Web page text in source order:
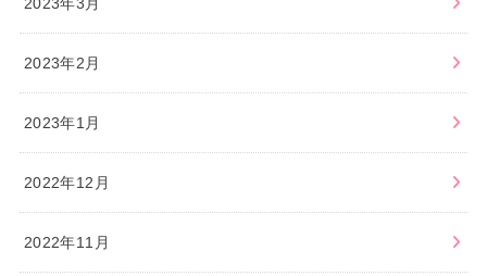
2023年2月
2023年1月
2022年12月
2022年11月